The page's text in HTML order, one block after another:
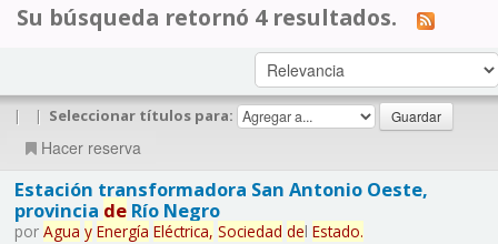
Su búsqueda retornó 4 resultados.
| | Seleccionar títulos para:
Hacer reserva
Estación transformadora San Antonio Oeste,
provincia deRío Negro
por Agua y Energía Eléctrica, Sociedad del Estado.